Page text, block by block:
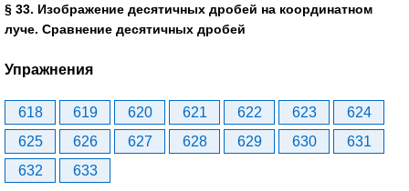
§ 33. Изображение десятичных дробей на координатном
луче. Сравнение десятичных дробей
Упражнения
618 619 620 621 622 623
624
625
626 627 628 629 630
631
632
633